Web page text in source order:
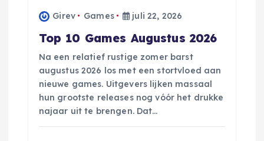
Girev Games juli 22, 2026
Top 10 Games Augustus 2026
Na een relatief rustige zomer barst
augustus 2026 los met een stortvloed aan
nieuwe games. Uitgevers lijken massaal
hun grootste releases nog vóór het drukke
najaar uit te brengen. Dat…